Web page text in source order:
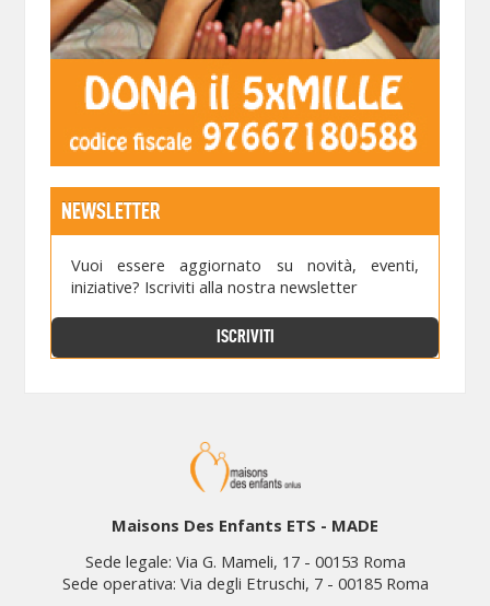
NEWSLETTER
Vuoi essere aggiornato su novità, eventi,
iniziative? Iscriviti alla nostra newsletter
ISCRIVITI
Maisons Des Enfants ETS - MADE
Sede legale: Via G. Mameli, 17 - 00153 Roma
Sede operativa: Via degli Etruschi, 7 - 00185 Roma